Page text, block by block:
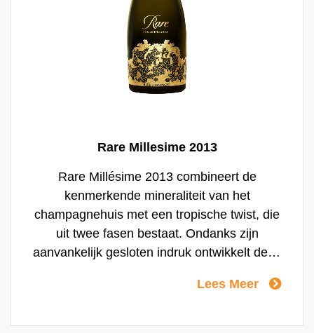
Rare Millesime 2013
Rare Millésime 2013 combineert de
kenmerkende mineraliteit van het
champagnehuis met een tropische twist, die
uit twee fasen bestaat. Ondanks zijn
aanvankelijk gesloten indruk ontwikkelt deze
specerijen in een zilte spanning, voor een
Lees Meer